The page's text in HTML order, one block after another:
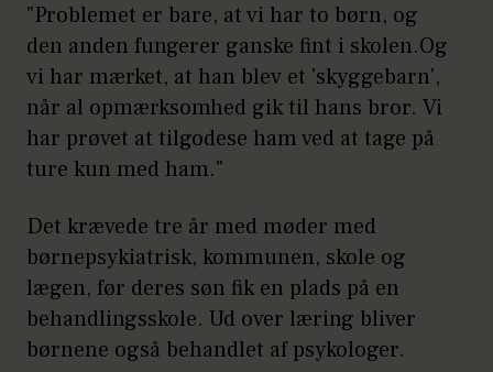
"Problemet er bare, at vi har to børn, og
den anden fungerer ganske fint i skolen.Og
vi har mærket, at han blev et 'skyggebarn',
når al opmærksomhed gik til hans bror. Vi
har prøvet at tilgodese ham ved at tage på
ture kun med ham."
Det krævede tre år med møder med
børnepsykiatrisk, kommunen, skole og
lægen, før deres søn fik en plads på en
behandlingsskole. Ud over læring bliver
børnene også behandlet af psykologer.